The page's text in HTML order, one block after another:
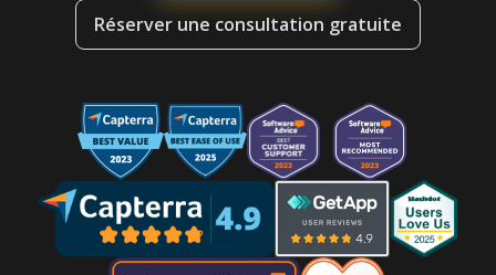
Réserver une consultation gratuite